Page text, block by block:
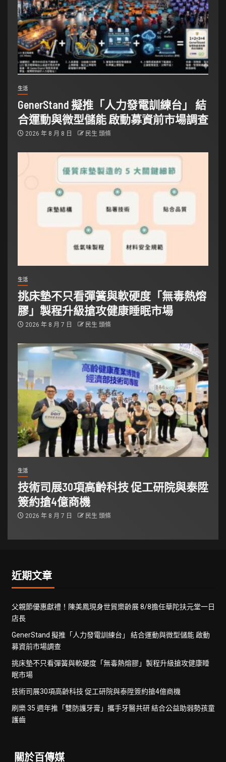
生活
GenerStand 擬推「人力發電訓練台」 結
合運動與微型儲能 啟動募資前市場調查
2026 年 8 月 8 日 民生 頭條
生活
挑床墊不只看彈簧與軟硬度「無毒熱熔
膠」製程升級搶攻健康睡眠市場
2026 年 8 月 7 日 民生 頭條
生活
技術司展30項高齡科技 促工研院與泰陞
簽約搶4億商機
2026 年 8 月 7 日 民生 頭條
近期文章
父親節優惠獻禮！陳美鳳現身世貿樂齡展 8/8擔任華陀扶元堂一日
店長
GenerStand 擬推「人力發電訓練台」 結合運動與微型儲能 啟動
募資前市場調查
挑床墊不只看彈簧與軟硬度「無毒熱熔膠」製程升級搶攻健康睡
眠市場
技術司展30項高齡科技 促工研院與泰陞簽約搶4億商機
刷樂 35 週年推「雙防護牙膏」攜手牙醫共研 結合公益助弱勢孩童
護齒
關於百傳媒